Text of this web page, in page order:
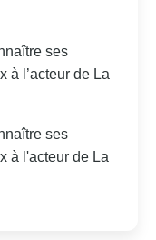
ses
à l’acteur de La
ses
à l'acteur de La